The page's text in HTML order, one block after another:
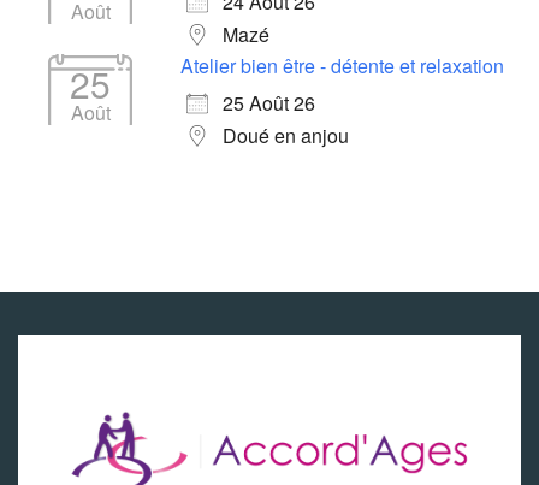
Août
Mazé
25
Août
Atelier bien être - détente et relaxation
25 Août 26
Doué en anjou